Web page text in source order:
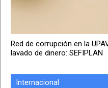
Red de corrupción en la
lavado de dinero: SEFIPLAN
Internacional